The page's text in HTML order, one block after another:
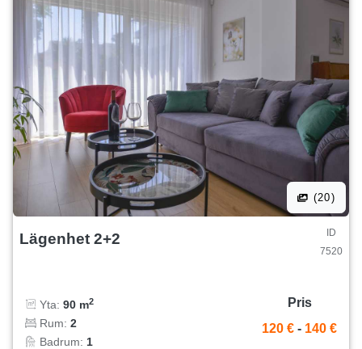
(20)
Lägenhet 2+2
ID
7520
Yta: 90 m2
Rum: 2
Badrum: 1
Pris
120 € - 140 €